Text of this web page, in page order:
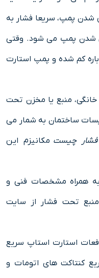
شدن پمپ، سریعا فشار به
شدن پمپ می شود. وقتی
کم شده و پمپ استارت
خانگی، منبع یا مخزن تحت
ساختمان به شمار می
چیست مکانیزم این
همراه مشخصات فنی و
منبع تحت فشار از سایت
استارت استاپ سریع
کنتاکت های اتومات و